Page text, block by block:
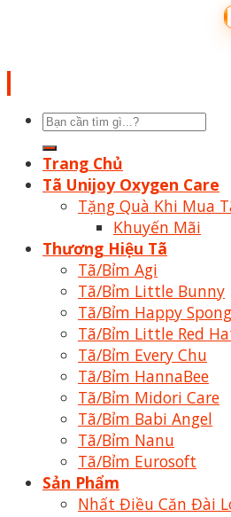
Tìm
kiếm:
Trang Chủ
Tã Unijoy Oxygen Care
Tặng Quà Khi Mua
Khuyến Mãi
Thương Hiệu Tã
Tã/Bỉm Agi
Tã/Bỉm Little Bunny
Tã/Bỉm Happy
Tã/Bỉm Little Red
Tã/Bỉm Every Chu
Tã/Bỉm HannaBee
Tã/Bỉm Midori Care
Tã/Bỉm Babi Angel
Tã/Bỉm Nanu
Tã/Bỉm Eurosoft
Sản Phẩm
Nhất Điều Căn Đài